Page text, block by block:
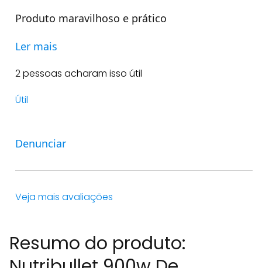
Produto maravilhoso e prático
Ler mais
2 pessoas acharam isso útil
Útil
Denunciar
Veja mais avaliações
Resumo do produto: